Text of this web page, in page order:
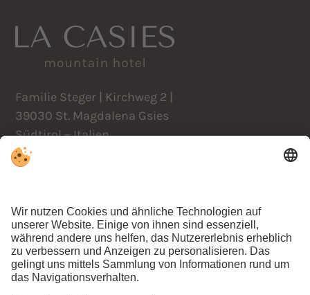
ANFRAGEN BUCHEN
Familie Steger | Kirchweg 2 |
39030 St. Magdalena Gsies
Südtirol – Italien
+39 0474 978441
info@lacasies.com